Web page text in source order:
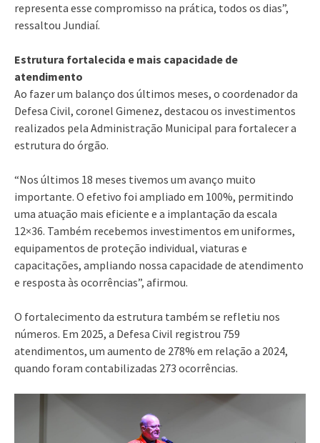
representa esse compromisso na prática, todos os dias”,
ressaltou Jundiaí.
Estrutura fortalecida e mais capacidade de
atendimento
Ao fazer um balanço dos últimos meses, o coordenador da
Defesa Civil, coronel Gimenez, destacou os investimentos
realizados pela Administração Municipal para fortalecer a
estrutura do órgão.
“Nos últimos 18 meses tivemos um avanço muito
importante. O efetivo foi ampliado em 100%, permitindo
uma atuação mais eficiente e a implantação da escala
12×36. Também recebemos investimentos em uniformes,
equipamentos de proteção individual, viaturas e
capacitações, ampliando nossa capacidade de atendimento
e resposta às ocorrências”, afirmou.
O fortalecimento da estrutura também se refletiu nos
números. Em 2025, a Defesa Civil registrou 759
atendimentos, um aumento de 278% em relação a 2024,
quando foram contabilizadas 273 ocorrências.